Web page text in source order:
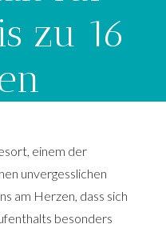
zu 16
einem der
unvergesslichen
am Herzen, dass sich
besonders